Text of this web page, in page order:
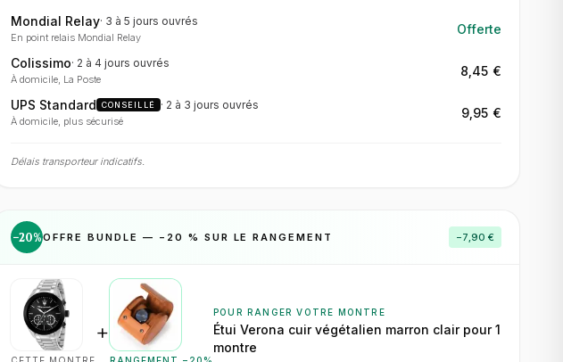
Mondial Relay· 3 à 5 jours ouvrés
En point relais Mondial Relay
Offerte
Colissimo· 2 à 4 jours ouvrés
À domicile, La Poste
8,45 €
UPS Standard CONSEILLÉ · 2 à 3 jours ouvrés
À domicile, plus sécurisé
9,95 €
Délais transporteur indicatifs.
−20%OFFRE BUNDLE — − 20 % SUR LE RANGEMENT −7,90 €
+
POUR RANGER VOTRE MONTRE
Étui Verona cuir végétalien marron clair pour 1
montre